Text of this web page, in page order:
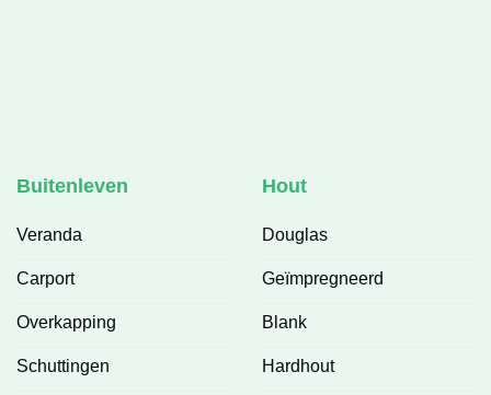
Buitenleven
Veranda
Carport
Overkapping
Schuttingen
Hout
Douglas
Geïmpregneerd
Blank
Hardhout